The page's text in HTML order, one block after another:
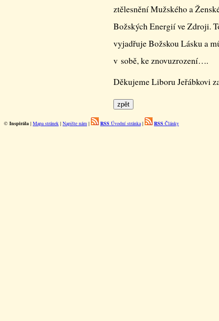
ztělesnění Mužského a
Božských Energií ve Zdroji.
vyjadřuje Božskou Lásku a
v sobě, ke znovuzrození….
Děkujeme Liboru Jeřábkovi
© Inspirála | Mapa stránek | Napište nám | RSS Úvodní stránka| RSS Články